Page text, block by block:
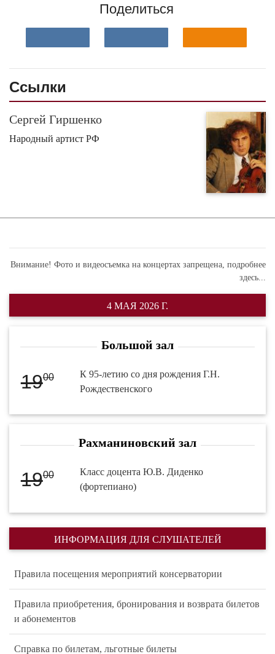
Поделиться
Ссылки
Сергей Гиршенко
Народный артист РФ
Внимание! Фото и видеосъемка на концертах запрещена, подробнее
здесь...
4 МАЯ 2026 Г.
Большой зал
1900
К 95-летию со дня рождения Г.Н.
Рождественского
Рахманиновский зал
1900
Класс доцента Ю.В. Диденко
(фортепиано)
ИНФОРМАЦИЯ ДЛЯ СЛУШАТЕЛЕЙ
Правила посещения мероприятий консерватории
Правила приобретения, бронирования и возврата билетов
и абонементов
Справка по билетам, льготные билеты